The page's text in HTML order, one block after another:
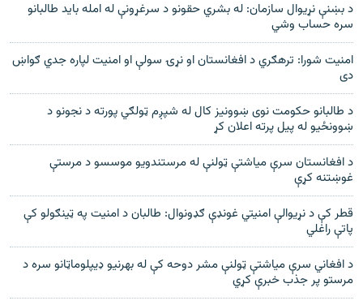
د بښنې نړيوال سازمان: له بشري حقونو د سرغړونې له امله بايد طالبانو
سره حساب وشي
امنیت شورا: ترهګري د افغانستان او نړۍ سولې او امنیت لپاره جدي ګواښ
دی
د طالبانو حکومت نوی ښوونيز کال له شپږم ټولګي پورته د نجونو د
ښوونځيو له پيل پرته اعلان کړ
د افغانستان سرې میاشتې ټولنې له مرستندویو موسسو د مرستې
غوښتنه کړې
قطر کې د نړيوالې امنيتي غونډې ګډونوال: طالبان د امنيت په ټينګولو کې
پاتې راغلي
د افغاني سرې مياشتې ټولنې مشر دوحه کې له بهرنيو ډيپلوماټانو سره د
مرستو پر جذب خبرې کړي